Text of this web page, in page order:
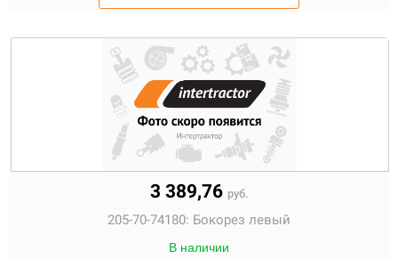
3 389,76 руб.
205-70-74180: Бокорез левый
В наличии